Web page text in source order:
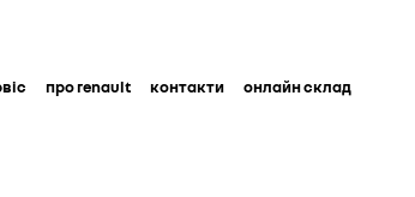
про renault контакти онлайн склад